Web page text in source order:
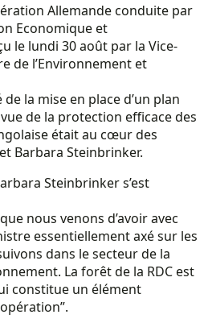
Allemande conduite par
Economique et
le lundi 30 août par la Vice-
de l’Environnement et
de la mise en place d’un plan
de la protection efficace des
était au cœur des
Barbara Steinbrinker.
Steinbrinker s’est
nous venons d’avoir avec
essentiellement axé sur les
dans le secteur de la
La forêt de la RDC est
constitue un élément